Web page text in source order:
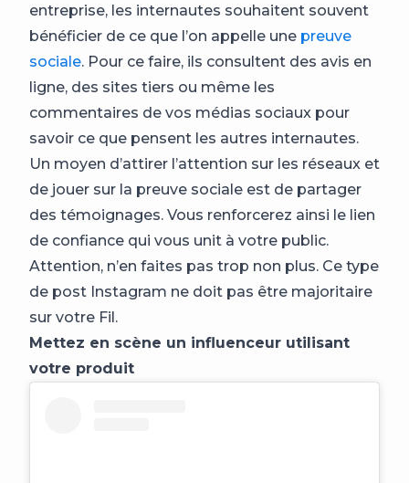
entreprise, les internautes souhaitent souvent
bénéficier de ce que l’on appelle une preuve
sociale. Pour ce faire, ils consultent des avis en
ligne, des sites tiers ou même les
commentaires de vos médias sociaux pour
savoir ce que pensent les autres internautes.
Un moyen d’attirer l’attention sur les réseaux et
de jouer sur la preuve sociale est de partager
des témoignages. Vous renforcerez ainsi le lien
de confiance qui vous unit à votre public.
Attention, n’en faites pas trop non plus. Ce type
de post Instagram ne doit pas être majoritaire
sur votre Fil.
Mettez en scène un influenceur utilisant
votre produit